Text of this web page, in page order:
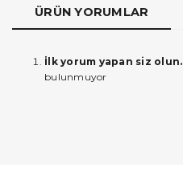
ÜRÜN YORUMLAR
İlk yorum yapan siz olun.
bulunmuyor